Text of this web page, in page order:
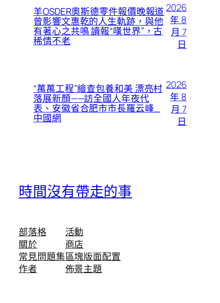
羊OSDER奧斯德零件報價晚報道
曾影響文惠乾的人生軌跡，與他
有著心之共鳴 讀報“嘆世界”，古
稀情不老
2026
年 8
月 7
日
“萬萬工程”繪查包養和美 漂亮村
落展新顏——訪全國人年夜代
表、安徽省合肥市市長羅云峰_
中國網
2026
年 8
月 7
日
時間沒有帶走的事
部落格
關於
常見問題集
作者
活動
商店
區塊版面配置
佈景主題